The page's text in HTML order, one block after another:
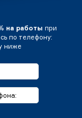
на работы при
по телефону:
ниже